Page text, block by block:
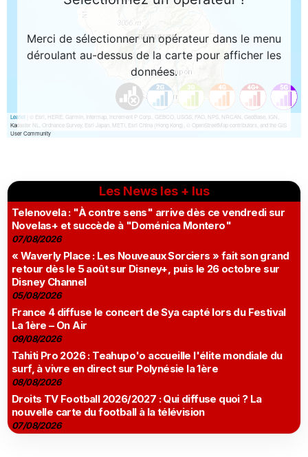
Les News les + lus
Telenovela : "À contre sens" arrive dès ce vendredi sur
Novelas+ et succède à "Doménica Montero"
07/08/2026
« Waverly Place : Les Nouveaux Sorciers » fait son grand
retour dès le 5 août sur Disney+, puis le 26 octobre sur
Disney Channel
05/08/2026
France 4 diffuse le concert de Sya capté lors du Festival
La 1ère – On Air
09/08/2026
Tahiti Pro 2026 : Teahupo'o accueille l'élite mondiale du
surf, à vivre en direct sur Polynésie la 1ère
08/08/2026
Droits TV Football 2026/2027 : Qui diffuse quoi ? La
nouvelle carte du football à la télévision
07/08/2026